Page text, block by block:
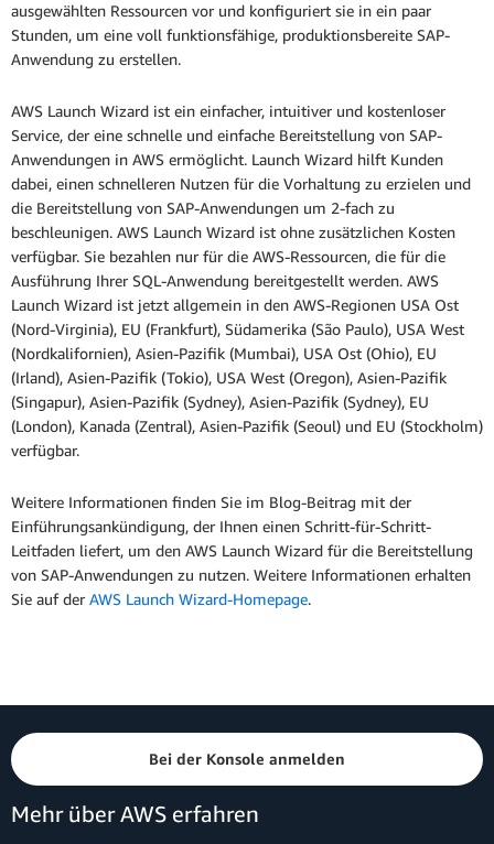
ausgewählten Ressourcen vor und konfiguriert sie in ein paar
Stunden, um eine voll funktionsfähige, produktionsbereite SAP-
Anwendung zu erstellen.
AWS Launch Wizard ist ein einfacher, intuitiver und kostenloser
Service, der eine schnelle und einfache Bereitstellung von SAP-
Anwendungen in AWS ermöglicht. Launch Wizard hilft Kunden
dabei, einen schnelleren Nutzen für die Vorhaltung zu erzielen und
die Bereitstellung von SAP-Anwendungen um 2-fach zu
beschleunigen. AWS Launch Wizard ist ohne zusätzlichen Kosten
verfügbar. Sie bezahlen nur für die AWS-Ressourcen, die für die
Ausführung Ihrer SQL-Anwendung bereitgestellt werden. AWS
Launch Wizard ist jetzt allgemein in den AWS-Regionen USA Ost
(Nord-Virginia), EU (Frankfurt), Südamerika (São Paulo), USA West
(Nordkalifornien), Asien-Pazifik (Mumbai), USA Ost (Ohio), EU
(Irland), Asien-Pazifik (Tokio), USA West (Oregon), Asien-Pazifik
(Singapur), Asien-Pazifik (Sydney), Asien-Pazifik (Sydney), EU
(London), Kanada (Zentral), Asien-Pazifik (Seoul) und EU (Stockholm)
verfügbar.
Weitere Informationen finden Sie im Blog-Beitrag mit der
Einführungsankündigung, der Ihnen einen Schritt-für-Schritt-
Leitfaden liefert, um den AWS Launch Wizard für die Bereitstellung
von SAP-Anwendungen zu nutzen. Weitere Informationen erhalten
Sie auf der AWS Launch Wizard-Homepage.
Bei der Konsole anmelden
Mehr über AWS erfahren